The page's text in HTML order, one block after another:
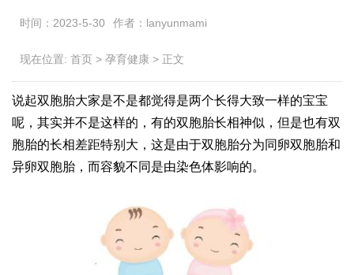
时间：2023-5-30 作者：lanyunmami
现在位置: 首页 > 孕育健康 > 正文
说起双胞胎大家是不是都觉得是两个长得大致一样的宝宝
呢，其实并不是这样的，有的双胞胎长相神似，但是也有双
胞胎的长相差距特别大，这是由于双胞胎分为同卵双胞胎和
异卵双胞胎，而容貌不同是由染色体影响的。